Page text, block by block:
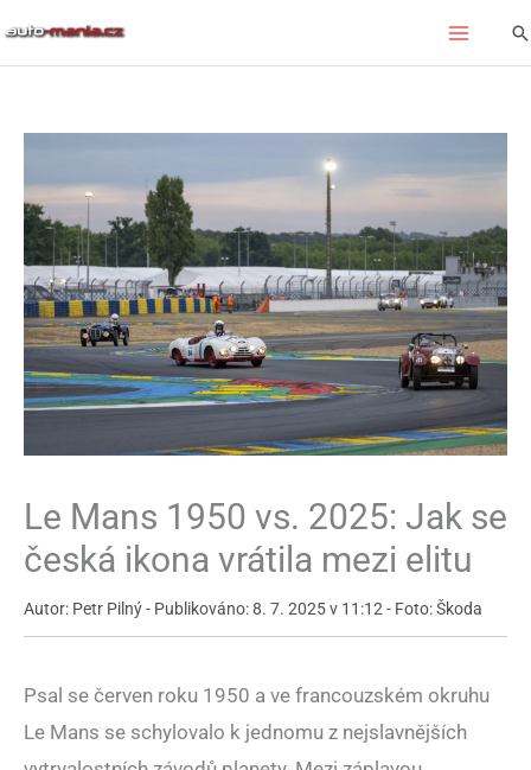
Le Mans 1950 vs. 2025: Jak se
česká ikona vrátila mezi elitu
Autor: Petr Pilný - Publikováno: 8. 7. 2025 v 11:12 - Foto: Škoda
Psal se červen roku 1950 a ve francouzském okruhu
Le Mans se schylovalo k jednomu z nejslavnějších